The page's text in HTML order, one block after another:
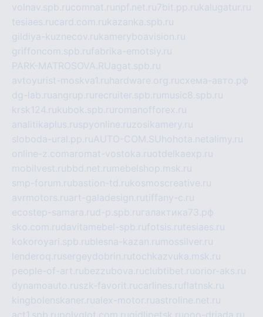
volnav.spb.rucomnat.ru npf.net.ru 7bit.pp.rukalugatur.ru
tesiaes.rucard.com.rukazanka.spb.ru
gildiya-kuznecov.rukameryboavision.ru
griffoncom.spb.rufabrika-emotsiy.ru
PARK-MATROSOVA.RUagat.spb.ru
avtoyurist-moskva1.ru hardware.org.ruсхема-авто.рф
dg-lab.ruangrup.ru recruiter.spb.ru music8.spb.ru
krsk124.rukubok.spb.ru romanofforex.ru
analitikaplus.ruspyonline.ruzosikamery.ru
sloboda-ural.pp.ruAUTO-COM.SU hohota.net alimy.ru
online-z.comaromat-vostoka.ruotdelkaexp.ru
mobilvest.rubbd.net.ru mebelshop.msk.ru
smp-forum.rubastion-td.rukosmoscreative.ru
avrmotors.ruart-galadesign.rutiffany-c.ru
ecostep-samara.rud-p.spb.ru галактика73.рф
sko.com.rudavitamebel-spb.rufotsis.rutesiaes.ru
kokoroyari.spb.rublesna-kazan.ru mossilver.ru
lenderoq.rusergeydobrin.rutochkazvuka.msk.ru
people-of-art.rubezzubova.ruclubtibet.ruorior-aks.ru
dynamoauto.ruszk-favorit.rucarlines.ruflatnsk.ru
kingbolenskaner.rualex-motor.ruastroline.net.ru
act1.spb.rupolyglot.com.rugidlipetsk.ruooo-driada.ru